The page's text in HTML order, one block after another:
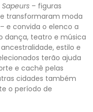
Sapeurs – figuras
transformaram moda
e convida o elenco a
dança, teatro e música
estilo e
terão ajuda
e cachê pelas
cidades também
o período de